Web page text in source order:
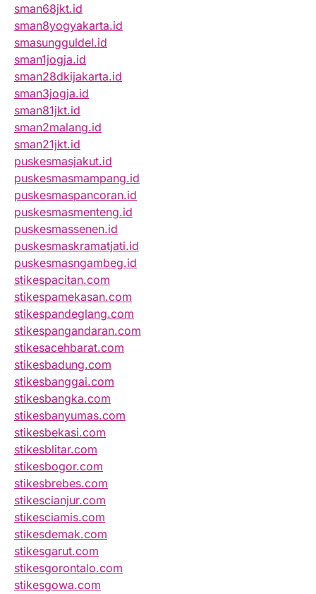
sman68jkt.id
sman8yogyakarta.id
smasungguldel.id
sman1jogja.id
sman28dkijakarta.id
sman3jogja.id
sman81jkt.id
sman2malang.id
sman21jkt.id
puskesmasjakut.id
puskesmasmampang.id
puskesmaspancoran.id
puskesmasmenteng.id
puskesmassenen.id
puskesmaskramatjati.id
puskesmasngambeg.id
stikespacitan.com
stikespamekasan.com
stikespandeglang.com
stikespangandaran.com
stikesacehbarat.com
stikesbadung.com
stikesbanggai.com
stikesbangka.com
stikesbanyumas.com
stikesbekasi.com
stikesblitar.com
stikesbogor.com
stikesbrebes.com
stikescianjur.com
stikesciamis.com
stikesdemak.com
stikesgarut.com
stikesgorontalo.com
stikesgowa.com